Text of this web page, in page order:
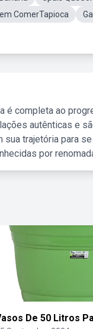
ComerTapioca
é completa ao
autênticas e
trajetória para
por
De 50 Litros